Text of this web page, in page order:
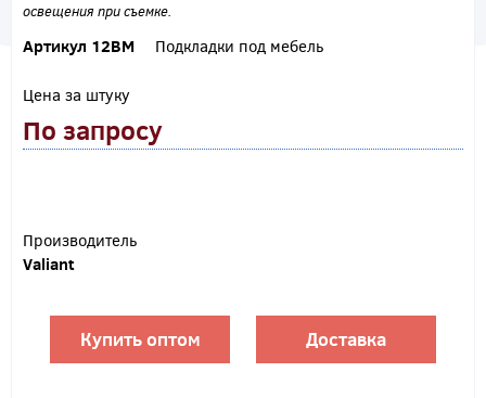
освещения при съемке.
Артикул 12ВМ Подкладки под мебель
Цена за штуку
По запросу
Производитель
Valiant
Купить оптом Доставка